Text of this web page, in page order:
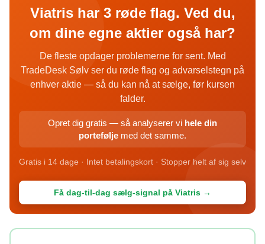
Viatris har 3 røde flag. Ved du,
om dine egne aktier også har?
De fleste opdager problemerne for sent. Med
TradeDesk Sølv ser du røde flag og advarselstegn på
enhver aktie — så du kan nå at sælge, før kursen
falder.
Opret dig gratis — så analyserer vi hele din
portefølje med det samme.
Gratis i 14 dage · Intet betalingskort · Stopper helt af sig selv
Få dag-til-dag sælg-signal på Viatris →